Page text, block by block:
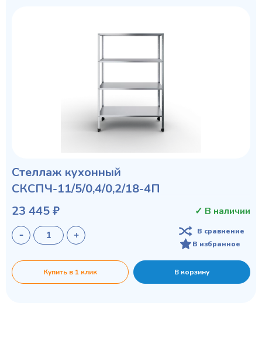
Стеллаж кухонный
СКСПЧ-11/5/0,4/0,2/18-4П
23 445 ₽
✓ В наличии
В сравнение
В избранное
Купить в 1 клик В корзину